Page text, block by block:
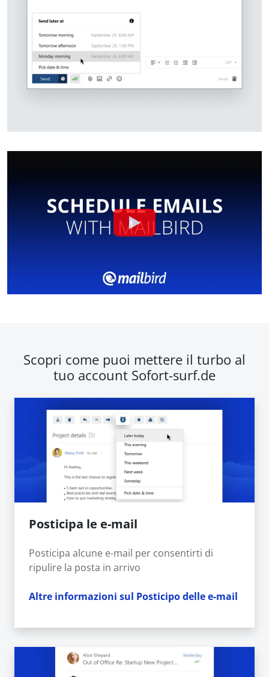
Scopri come puoi mettere il turbo al
tuo account Sofort-surf.de
Posticipa le e-mail
Posticipa alcune e-mail per consentirti di
ripulire la posta in arrivo
Altre informazioni sul Posticipo delle e-mail